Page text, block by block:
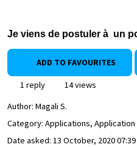
Je viens de postuler à un
ADD TO FAVOURITES
1 reply
14 views
Author: Magali S.
Category: Applications,
Date asked: 13 October, 2020 07:39